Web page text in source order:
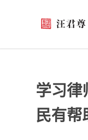
学习律
民有帮